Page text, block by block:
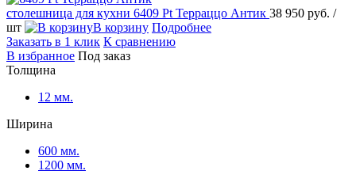
столешница для кухни 6409 Pt Терраццо Антик 38 950 руб. /
шт
В корзину Подробнее
Заказать в 1 клик К сравнению
В избранное Под заказ
Толщина
12 мм.
Ширина
600 мм.
1200 мм.